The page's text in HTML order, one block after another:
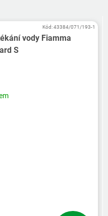
vody Fiamma
S
Kód:43384/071/193-1